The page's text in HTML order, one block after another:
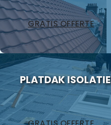
GRATIS OFFERTE
PLATDAK ISOLATIE